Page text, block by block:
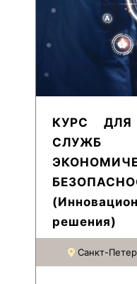
КУРС ДЛЯ
СЛУЖБ
решения)
Санкт-